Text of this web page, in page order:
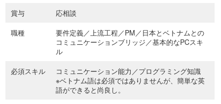
賞与
応相談
職種
要件定義／上流工程／PM／日本とベトナムとの
コミュニケーションブリッジ／基本的なPCスキ
ル
必須スキル
コミュニケーション能力／プログラミング知識
※ベトナム語は必須ではありませんが、簡単な英
語ができると尚良し。